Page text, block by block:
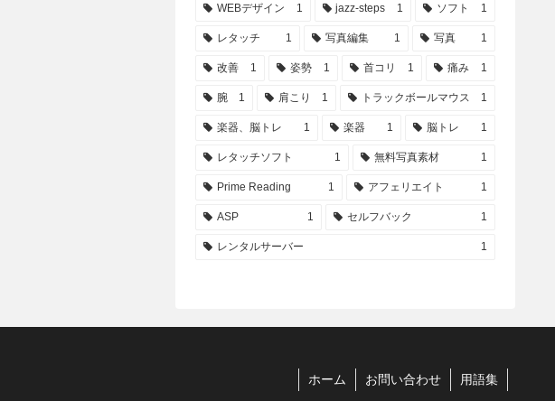
WEBデザイン 1 jazz-steps 1 ソフト 1
レタッチ 1 写真編集 1 写真 1
改善 1 姿勢 1 首コリ 1 痛み 1
腕 1 肩こり 1 トラックボールマウス 1
楽器、脳トレ 1 楽器 1 脳トレ 1
レタッチソフト 1 無料写真素材 1
Prime Reading 1 アフェリエイト 1
ASP 1 セルフバック 1
レンタルサーバー 1
ホーム お問い合わせ 用語集